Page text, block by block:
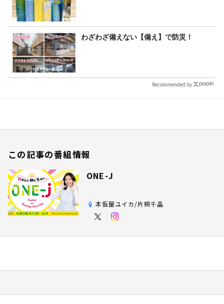
わざわざ備えない【備え】で防災！
Recommended by
この記事の番組情報
ONE-J
本仮屋ユイカ/片桐千晶